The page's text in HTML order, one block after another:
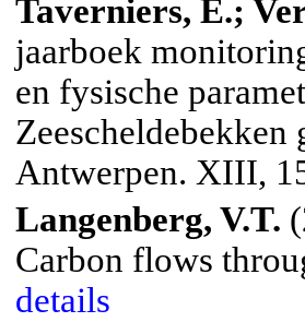
Taverniers, E.;
jaarboek
en fysische
Zeescheldebekken
Antwerpen. XIII,
Langenberg, V.T.
Carbon flows
details